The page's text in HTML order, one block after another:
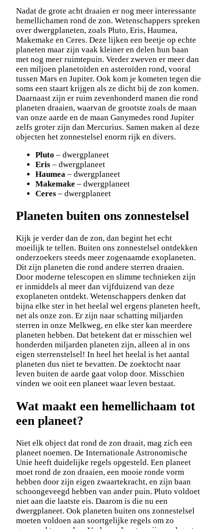
Nadat de grote acht draaien er nog meer interessante
hemellichamen rond de zon. Wetenschappers spreken
over dwergplaneten, zoals Pluto, Eris, Haumea,
Makemake en Ceres. Deze lijken een beetje op echte
planeten maar zijn vaak kleiner en delen hun baan
met nog meer ruimtepuin. Verder zweven er meer dan
een miljoen planetoïden en asteroïden rond, vooral
tussen Mars en Jupiter. Ook kom je kometen tegen die
soms een staart krijgen als ze dicht bij de zon komen.
Daarnaast zijn er ruim zevenhonderd manen die rond
planeten draaien, waarvan de grootste zoals de maan
van onze aarde en de maan Ganymedes rond Jupiter
zelfs groter zijn dan Mercurius. Samen maken al deze
objecten het zonnestelsel enorm rijk en divers.
Pluto – dwergplaneet
Eris – dwergplaneet
Haumea – dwergplaneet
Makemake – dwergplaneet
Ceres – dwergplaneet
Planeten buiten ons zonnestelsel
Kijk je verder dan de zon, dan begint het echt
moeilijk te tellen. Buiten ons zonnestelsel ontdekken
onderzoekers steeds meer zogenaamde exoplaneten.
Dit zijn planeten die rond andere sterren draaien.
Door moderne telescopen en slimme technieken zijn
er inmiddels al meer dan vijfduizend van deze
exoplaneten ontdekt. Wetenschappers denken dat
bijna elke ster in het heelal wel ergens planeten heeft,
net als onze zon. Er zijn naar schatting miljarden
sterren in onze Melkweg, en elke ster kan meerdere
planeten hebben. Dat betekent dat er misschien wel
honderden miljarden planeten zijn, alleen al in ons
eigen sterrenstelsel! In heel het heelal is het aantal
planeten dus niet te bevatten. De zoektocht naar
leven buiten de aarde gaat volop door. Misschien
vinden we ooit een planeet waar leven bestaat.
Wat maakt een hemellichaam tot
een planeet?
Niet elk object dat rond de zon draait, mag zich een
planeet noemen. De Internationale Astronomische
Unie heeft duidelijke regels opgesteld. Een planeet
moet rond de zon draaien, een mooie ronde vorm
hebben door zijn eigen zwaartekracht, en zijn baan
schoongeveegd hebben van ander puin. Pluto voldoet
niet aan die laatste eis. Daarom is die nu een
dwergplaneet. Ook planeten buiten ons zonnestelsel
moeten voldoen aan soortgelijke regels om zo